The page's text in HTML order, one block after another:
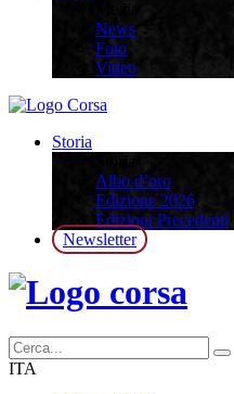
News
Foto
Video
Storia
Albo d’oro
Edizione 2026
Edizioni Precedenti
Newsletter
ITA